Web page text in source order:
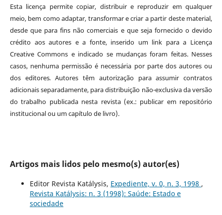
Esta licença permite copiar, distribuir e reproduzir em qualquer
meio, bem como adaptar, transformar e criar a partir deste material,
desde que para fins não comerciais e que seja fornecido o devido
crédito aos autores e a fonte, inserido um link para a Licença
Creative Commons e indicado se mudanças foram feitas. Nesses
casos, nenhuma permissão é necessária por parte dos autores ou
dos editores.Autores têm autorização para assumir contratos
adicionais separadamente, para distribuição não-exclusiva da versão
do trabalho publicada nesta revista (ex.: publicar em repositório
institucional ou um capítulo de livro).
Artigos mais lidos pelo mesmo(s) autor(es)
Editor Revista Katálysis, Expediente, v. 0, n. 3, 1998 ,
Revista Katálysis: n. 3 (1998): Saúde: Estado e
sociedade